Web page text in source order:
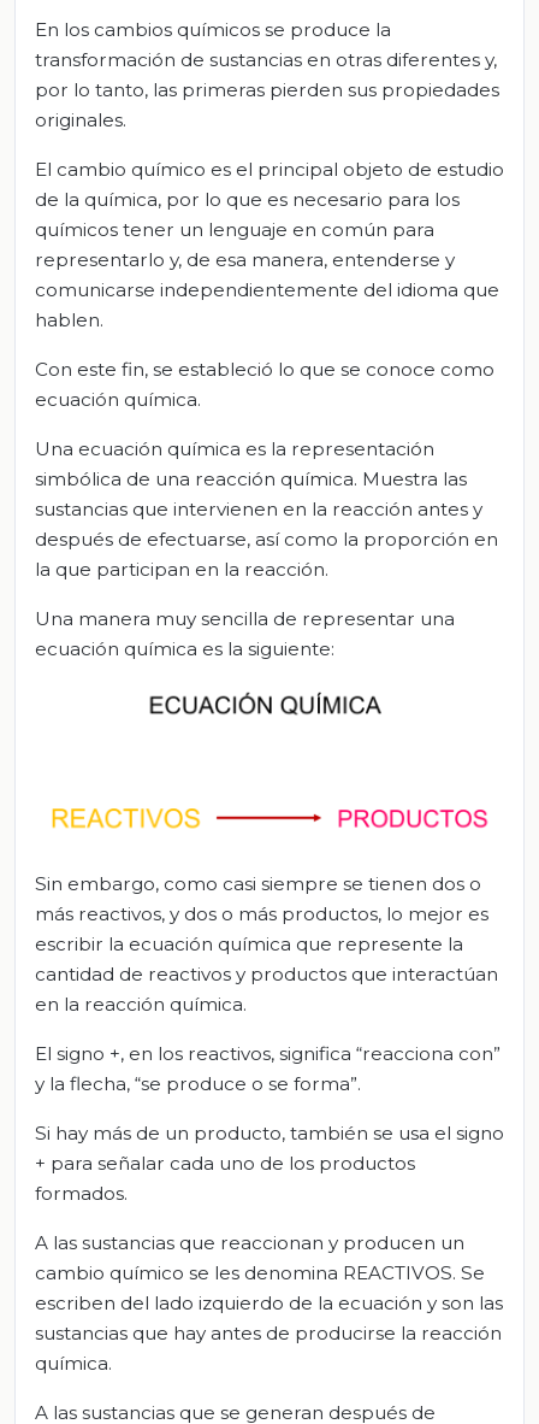
En los cambios químicos se produce la
transformación de sustancias en otras diferentes y,
por lo tanto, las primeras pierden sus propiedades
originales.
El cambio químico es el principal objeto de estudio
de la química, por lo que es necesario para los
químicos tener un lenguaje en común para
representarlo y, de esa manera, entenderse y
comunicarse independientemente del idioma que
hablen.
Con este fin, se estableció lo que se conoce como
ecuación química.
Una ecuación química es la representación
simbólica de una reacción química. Muestra las
sustancias que intervienen en la reacción antes y
después de efectuarse, así como la proporción en
la que participan en la reacción.
Una manera muy sencilla de representar una
ecuación química es la siguiente:
Sin embargo, como casi siempre se tienen dos o
más reactivos, y dos o más productos, lo mejor es
escribir la ecuación química que represente la
cantidad de reactivos y productos que interactúan
en la reacción química.
El signo +, en los reactivos, significa “reacciona con”
y la flecha, “se produce o se forma”.
Si hay más de un producto, también se usa el signo
+ para señalar cada uno de los productos
formados.
A las sustancias que reaccionan y producen un
cambio químico se les denomina REACTIVOS. Se
escriben del lado izquierdo de la ecuación y son las
sustancias que hay antes de producirse la reacción
química.
A las sustancias que se generan después de